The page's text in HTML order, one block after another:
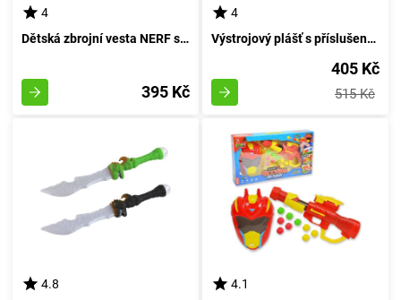
4
Dětská zbrojní vesta NERF s revolverem a střelivem - rudá
395 Kč
4
Výstrojový plášť s příslušenstvím pro zbraně NERF
405 Kč
515 Kč
4.8
4.1